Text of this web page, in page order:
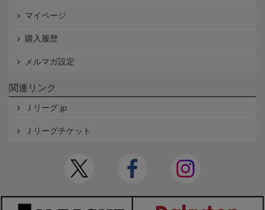
マイページ
購入履歴
メルマガ設定
関連リンク
Ｊリーグ.jp
Ｊリーグチケット